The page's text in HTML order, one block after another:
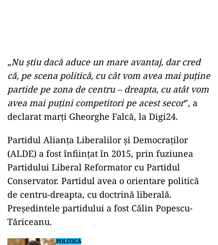
„Nu știu dacă aduce un mare avantaj, dar cred
că, pe scena politică, cu cât vom avea mai puține
partide pe zona de centru – dreapta, cu atât vom
avea mai puțini competitori pe acest secor”, a
declarat marți Gheorghe Falcă, la Digi24.
Partidul Alianța Liberalilor și Democraților
(ALDE) a fost înființat în 2015, prin fuziunea
Partidului Liberal Reformator cu Partidul
Conservator. Partidul avea o orientare politică
de centru-dreapta, cu doctrină liberală.
Președintele partidului a fost Călin Popescu-
Tăriceanu.
POLITICĂ